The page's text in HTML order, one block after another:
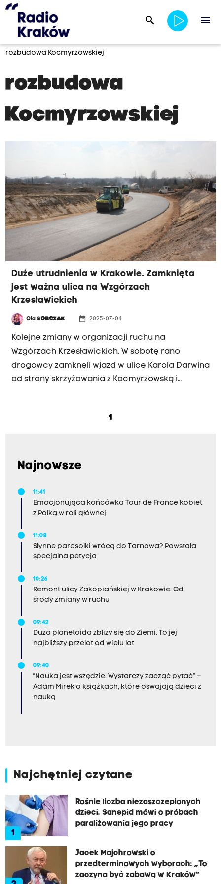
search menu
rozbudowa Kocmyrzowskiej
rozbudowa
Kocmyrzowskiej
Duże utrudnienia w Krakowie. Zamknięta
jest ważna ulica na Wzgórzach
Krzesławickich
OlaSOBCZAK date_range 2025-07-04
Kolejne zmiany w organizacji ruchu na
Wzgórzach Krzesławickich. W sobotę rano
drogowcy zamknęli wjazd w ulicę Karola Darwina
od strony skrzyżowania z Kocmyrzowską i
1
Najnowsze
11:41
Emocjonująca końcówka Tour de France kobiet
z Polką w roli głównej
11:08
Słynne parasolki wrócą do Tarnowa? Powstała
specjalna petycja
10:26
Remont ulicy Zakopiańskiej w Krakowie. Od
środy zmiany w ruchu
09:42
Duża planetoida zbliży się do Ziemi. To jej
najbliższy przelot od wielu lat
09:40
"Nauka jest wszędzie. Wystarczy zacząć pytać” –
Adam Mirek o książkach, które oswajają dzieci z
nauką
Najchętniej czytane
1
Rośnie liczba niezaszczepionych
dzieci. Sanepid mówi o próbach
paraliżowania jego pracy
Jacek Majchrowski o
przedterminowych wyborach: „To
zaczyna być zabawą w Kraków”